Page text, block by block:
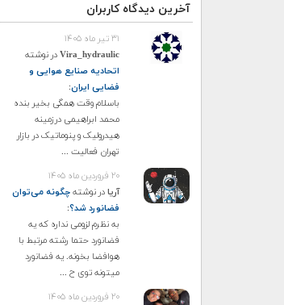
آخرین دیدگاه کاربران
۳۱ تیر ماه ۱۴۰۵
Vira_hydraulicدر نوشته
اتحادیه صنایع هوایی و
فضایی ایران:
باسلام وقت همگی بخیر بنده
محمد ابراهیمی درزمینه
هیدرولیک و پنوماتیک در بازار
تهران فعالیت ...
۲۰ فروردین ماه ۱۴۰۵
آریادر نوشتهچگونه می‌توان
فضانورد شد؟:
به نظرم لزومی نداره که یه
فضانورد حتما رشته مرتبط با
هوافضا بخونه. یه فضانورد
میتونه توی ح ...
۲۰ فروردین ماه ۱۴۰۵